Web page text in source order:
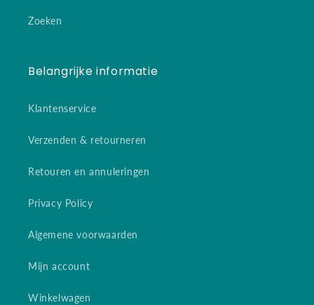
Zoeken
Belangrijke informatie
Klantenservice
Verzenden & retourneren
Retouren en annuleringen
Privacy Policy
Algemene voorwaarden
Mijn account
Winkelwagen